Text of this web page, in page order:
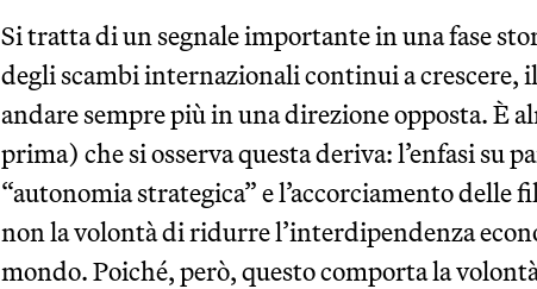
Si tratta di un segnale importante in una fase
degli scambi internazionali continui a crescere,
andare sempre più in una direzione opposta. È
prima) che si osserva questa deriva: l’enfasi su
“autonomia strategica” e l’accorciamento delle
non la volontà di ridurre l’interdipendenza
mondo. Poiché, però, questo comporta la